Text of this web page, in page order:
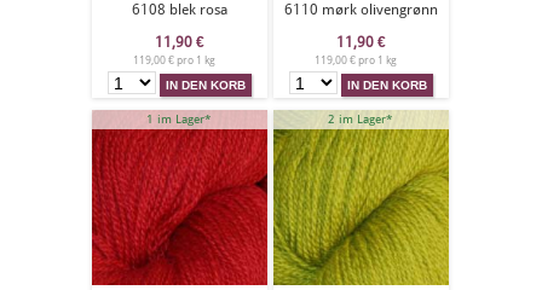
6108 blek rosa
11,90 €
119,00 € pro 1 kg
6110 mørk olivengrønn
11,90 €
119,00 € pro 1 kg
1 im Lager* 2 im Lager*